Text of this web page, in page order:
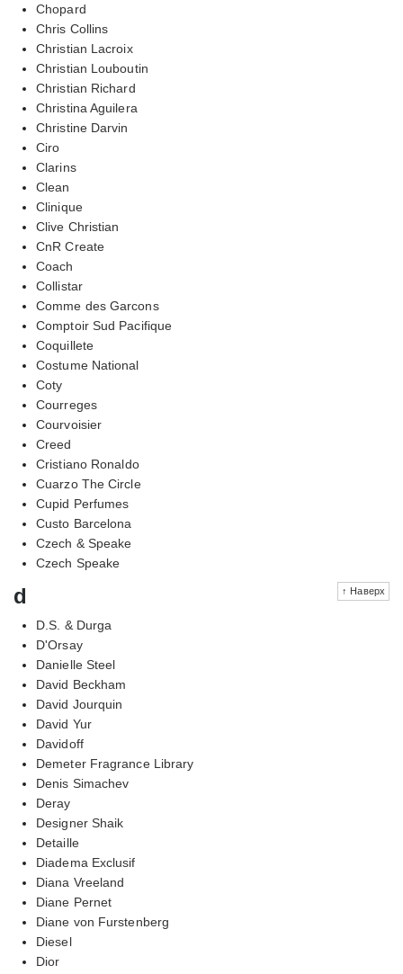
Chopard
Chris Collins
Christian Lacroix
Christian Louboutin
Christian Richard
Christina Aguilera
Christine Darvin
Ciro
Clarins
Clean
Clinique
Clive Christian
CnR Create
Coach
Collistar
Comme des Garcons
Comptoir Sud Pacifique
Coquillete
Costume National
Coty
Courreges
Courvoisier
Creed
Cristiano Ronaldo
Cuarzo The Circle
Cupid Perfumes
Custo Barcelona
Czech & Speake
Czech Speake
↑ Наверх
d
D.S. & Durga
D'Orsay
Danielle Steel
David Beckham
David Jourquin
David Yur
Davidoff
Demeter Fragrance Library
Denis Simachev
Deray
Designer Shaik
Detaille
Diadema Exclusif
Diana Vreeland
Diane Pernet
Diane von Furstenberg
Diesel
Dior